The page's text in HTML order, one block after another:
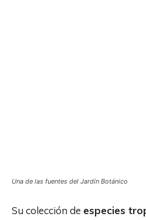
Una de las fuentes del Jardín Botánico
Su colección de especies